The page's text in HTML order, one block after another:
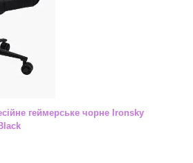
геймерське чорне Ironsky